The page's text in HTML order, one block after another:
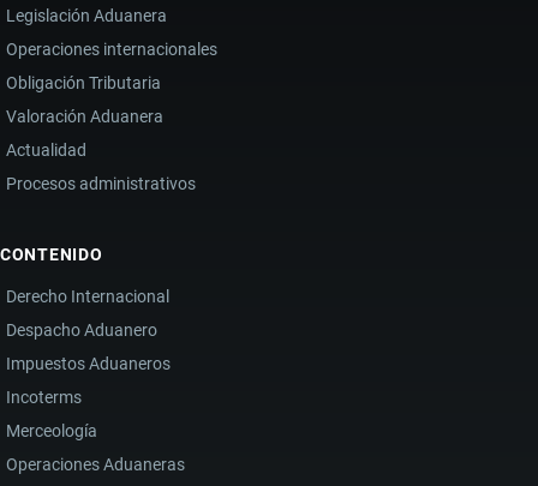
Legislación Aduanera
Operaciones internacionales
Obligación Tributaria
Valoración Aduanera
Actualidad
Procesos administrativos
CONTENIDO
Derecho Internacional
Despacho Aduanero
Impuestos Aduaneros
Incoterms
Merceología
Operaciones Aduaneras